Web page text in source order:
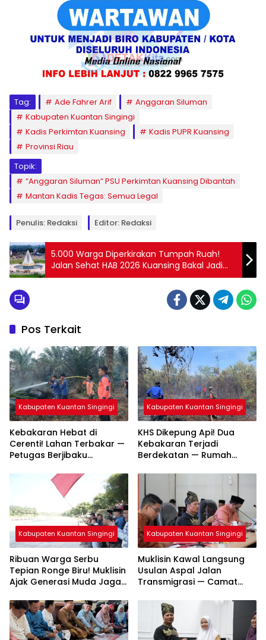
Tag: Ade Fahrer Arif
Anggaran Siluman
Kabupaten Kuantan Singingi
Kadis Perkimtan Kuansing
Kadis PUPR Kuansing
Provinsi Riau
Topik:
“Anggaran Siluman” PSU Perkimtan Kuansing Dibantah
Mantan Kadis Tegas: Semua Legal
Penulis: Redaksi Editor: Redaksi
5.000 Warga Diperkirakan Tumpah Ruah!
Jalan Sehat HAB 2026 Kuansing Bakal Jadi
Simbol Kerukunan Umat
Pos Terkait
Kabupaten Kuantan Singingi
Kebakaran Hebat di
Cerenti! Lahan Terbakar —
Petugas Berjibaku
Kabupaten Kuantan Singingi
KHS Dikepung Api! Dua
Kebakaran Terjadi
Berdekatan — Rumah
Terbakar
Kabupaten Kuantan Singingi
Ribuan Warga Serbu
Tepian Ronge Biru! Muklisin
Ajak Generasi Muda Jaga
Kabupaten Kuantan Singingi
Muklisin Kawal Langsung
Usulan Aspal Jalan
Transmigrasi — Camat